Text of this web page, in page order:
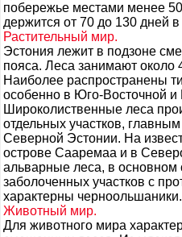
побережье местами менее
держится от 70 до 130 дней в
Растительный мир.
Эстония лежит в подзоне
пояса. Леса занимают около
Наиболее распространены
особенно в Юго-Восточной
Широколиственные леса
отдельных участков,
Северной Эстонии. На
острове Сааремаа и в
альварные леса, в основном
заболоченных участков с
характерны черноольшаники.
Животный мир.
Для животного мира